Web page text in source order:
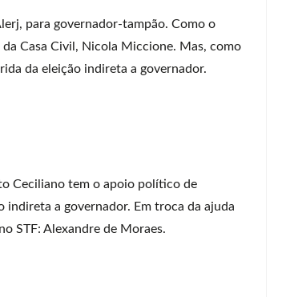
para governador-tampão. Como o
Casa Civil, Nicola Miccione. Mas, como
da eleição indireta a governador.
Ceciliano tem o apoio político de
indireta a governador. Em troca da ajuda
STF: Alexandre de Moraes.